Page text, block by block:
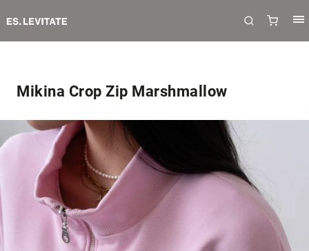
Mikina Crop Zip Marshmallow